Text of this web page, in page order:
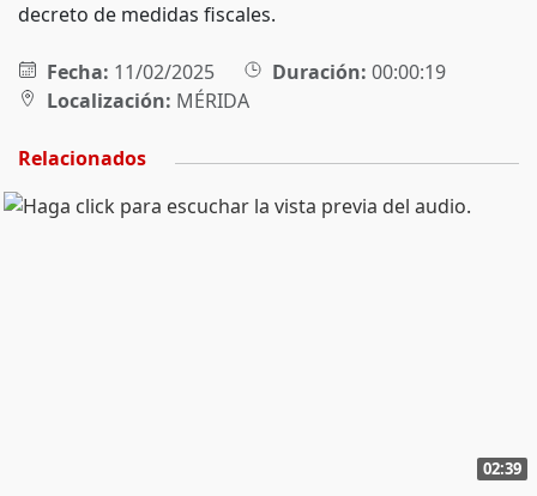
decreto de medidas fiscales.
Fecha: 11/02/2025 Duración: 00:00:19
Localización: MÉRIDA
Relacionados
02:39